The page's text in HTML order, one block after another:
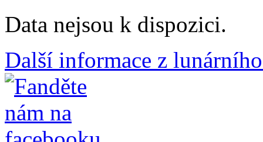
Data nejsou k dispozici.
Další informace z